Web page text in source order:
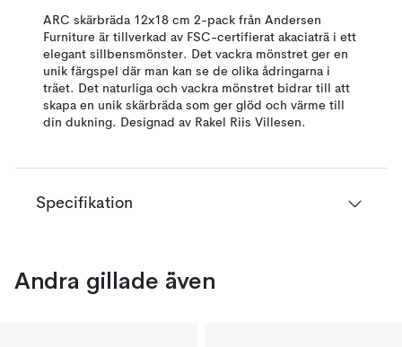
ARC skärbräda 12x18 cm 2-pack från Andersen
Furniture är tillverkad av FSC-certifierat akaciaträ i ett
elegant sillbensmönster. Det vackra mönstret ger en
unik färgspel där man kan se de olika ådringarna i
träet. Det naturliga och vackra mönstret bidrar till att
skapa en unik skärbräda som ger glöd och värme till
din dukning. Designad av Rakel Riis Villesen.
Specifikation
Andra gillade även